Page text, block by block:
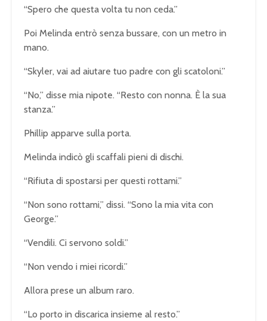
“Spero che questa volta tu non ceda.”
Poi Melinda entrò senza bussare, con un metro in
mano.
“Skyler, vai ad aiutare tuo padre con gli scatoloni.”
“No,” disse mia nipote. “Resto con nonna. È la sua
stanza.”
Phillip apparve sulla porta.
Melinda indicò gli scaffali pieni di dischi.
“Rifiuta di spostarsi per questi rottami.”
“Non sono rottami,” dissi. “Sono la mia vita con
George.”
“Vendili. Ci servono soldi.”
“Non vendo i miei ricordi.”
Allora prese un album raro.
“Lo porto in discarica insieme al resto.”